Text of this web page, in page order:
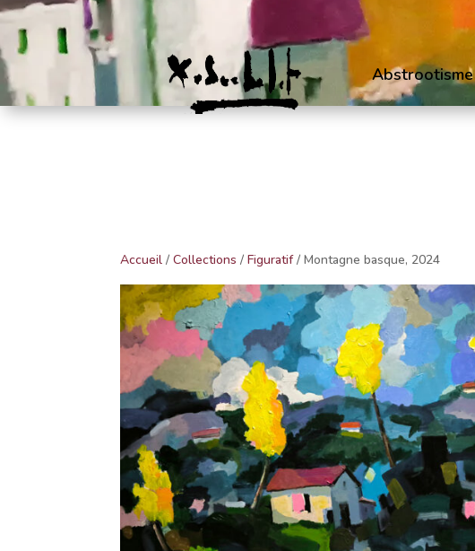
Abstrootisme
Accueil /Collections /Figuratif/ Montagne basque, 2024